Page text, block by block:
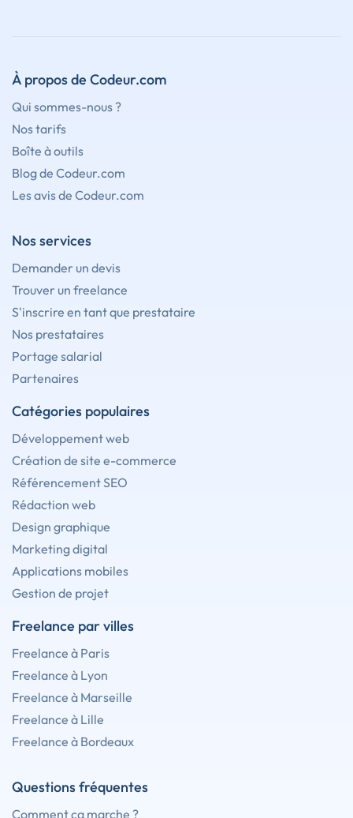
À propos de Codeur.com
Qui sommes-nous ?
Nos tarifs
Boîte à outils
Blog de Codeur.com
Les avis de Codeur.com
Nos services
Demander un devis
Trouver un freelance
S'inscrire en tant que prestataire
Nos prestataires
Portage salarial
Partenaires
Catégories populaires
Développement web
Création de site e-commerce
Référencement SEO
Rédaction web
Design graphique
Marketing digital
Applications mobiles
Gestion de projet
Freelance par villes
Freelance à Paris
Freelance à Lyon
Freelance à Marseille
Freelance à Lille
Freelance à Bordeaux
Questions fréquentes
Comment ça marche ?